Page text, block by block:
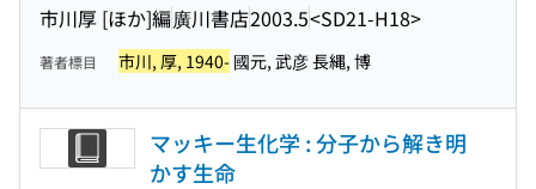
市川厚 [ほか]編廣川書店2003.5<SD21-H18>
著者標目 市川, 厚, 1940- 國元, 武彦 長縄, 博
マッキー生化学 : 分子から解き明
かす生命